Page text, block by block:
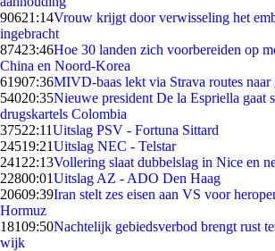
90621:14Vrouw krijgt door verwisseling het
ingebracht
87423:46Hoe 30 landen zich voorbereiden op
China en Noord-Korea
61907:36MIVD-baas lekt via Strava routes naar
54020:35Nieuwe president De la Espriella gaat
drugskartels Colombia
37522:11Uitslag PSV - Fortuna Sittard
24519:21Uitslag NEC - Telstar
241 22:13Vollering slaat dubbelslag in Nice en
22800:01Uitslag AZ - ADO Den Haag
20609:39Iran stelt zes eisen aan VS voor
Hormuz
18109:50Nachtelijk gebiedsverbod brengt rust
wijk